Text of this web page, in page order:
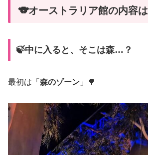
🐨オーストラリア館の内容
🍃中に入ると、そこは森…？
最初は「 森のゾーン 」🌳